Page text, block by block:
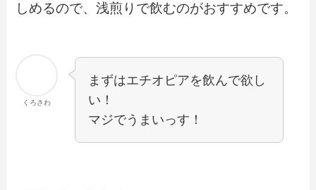
しめるので、浅煎りで飲むのがおすすめです。
くろさわ
まずはエチオピアを飲んで欲し
い！
マジでうまいっす！